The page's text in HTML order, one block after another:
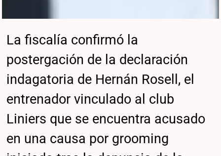
La fiscalía confirmó la
postergación de la declaración
indagatoria de Hernán Rosell, el
entrenador vinculado al club
Liniers que se encuentra acusado
en una causa por grooming